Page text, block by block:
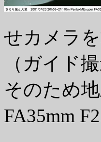
せカメラ
（ガイド撮
そのため
FA35mm